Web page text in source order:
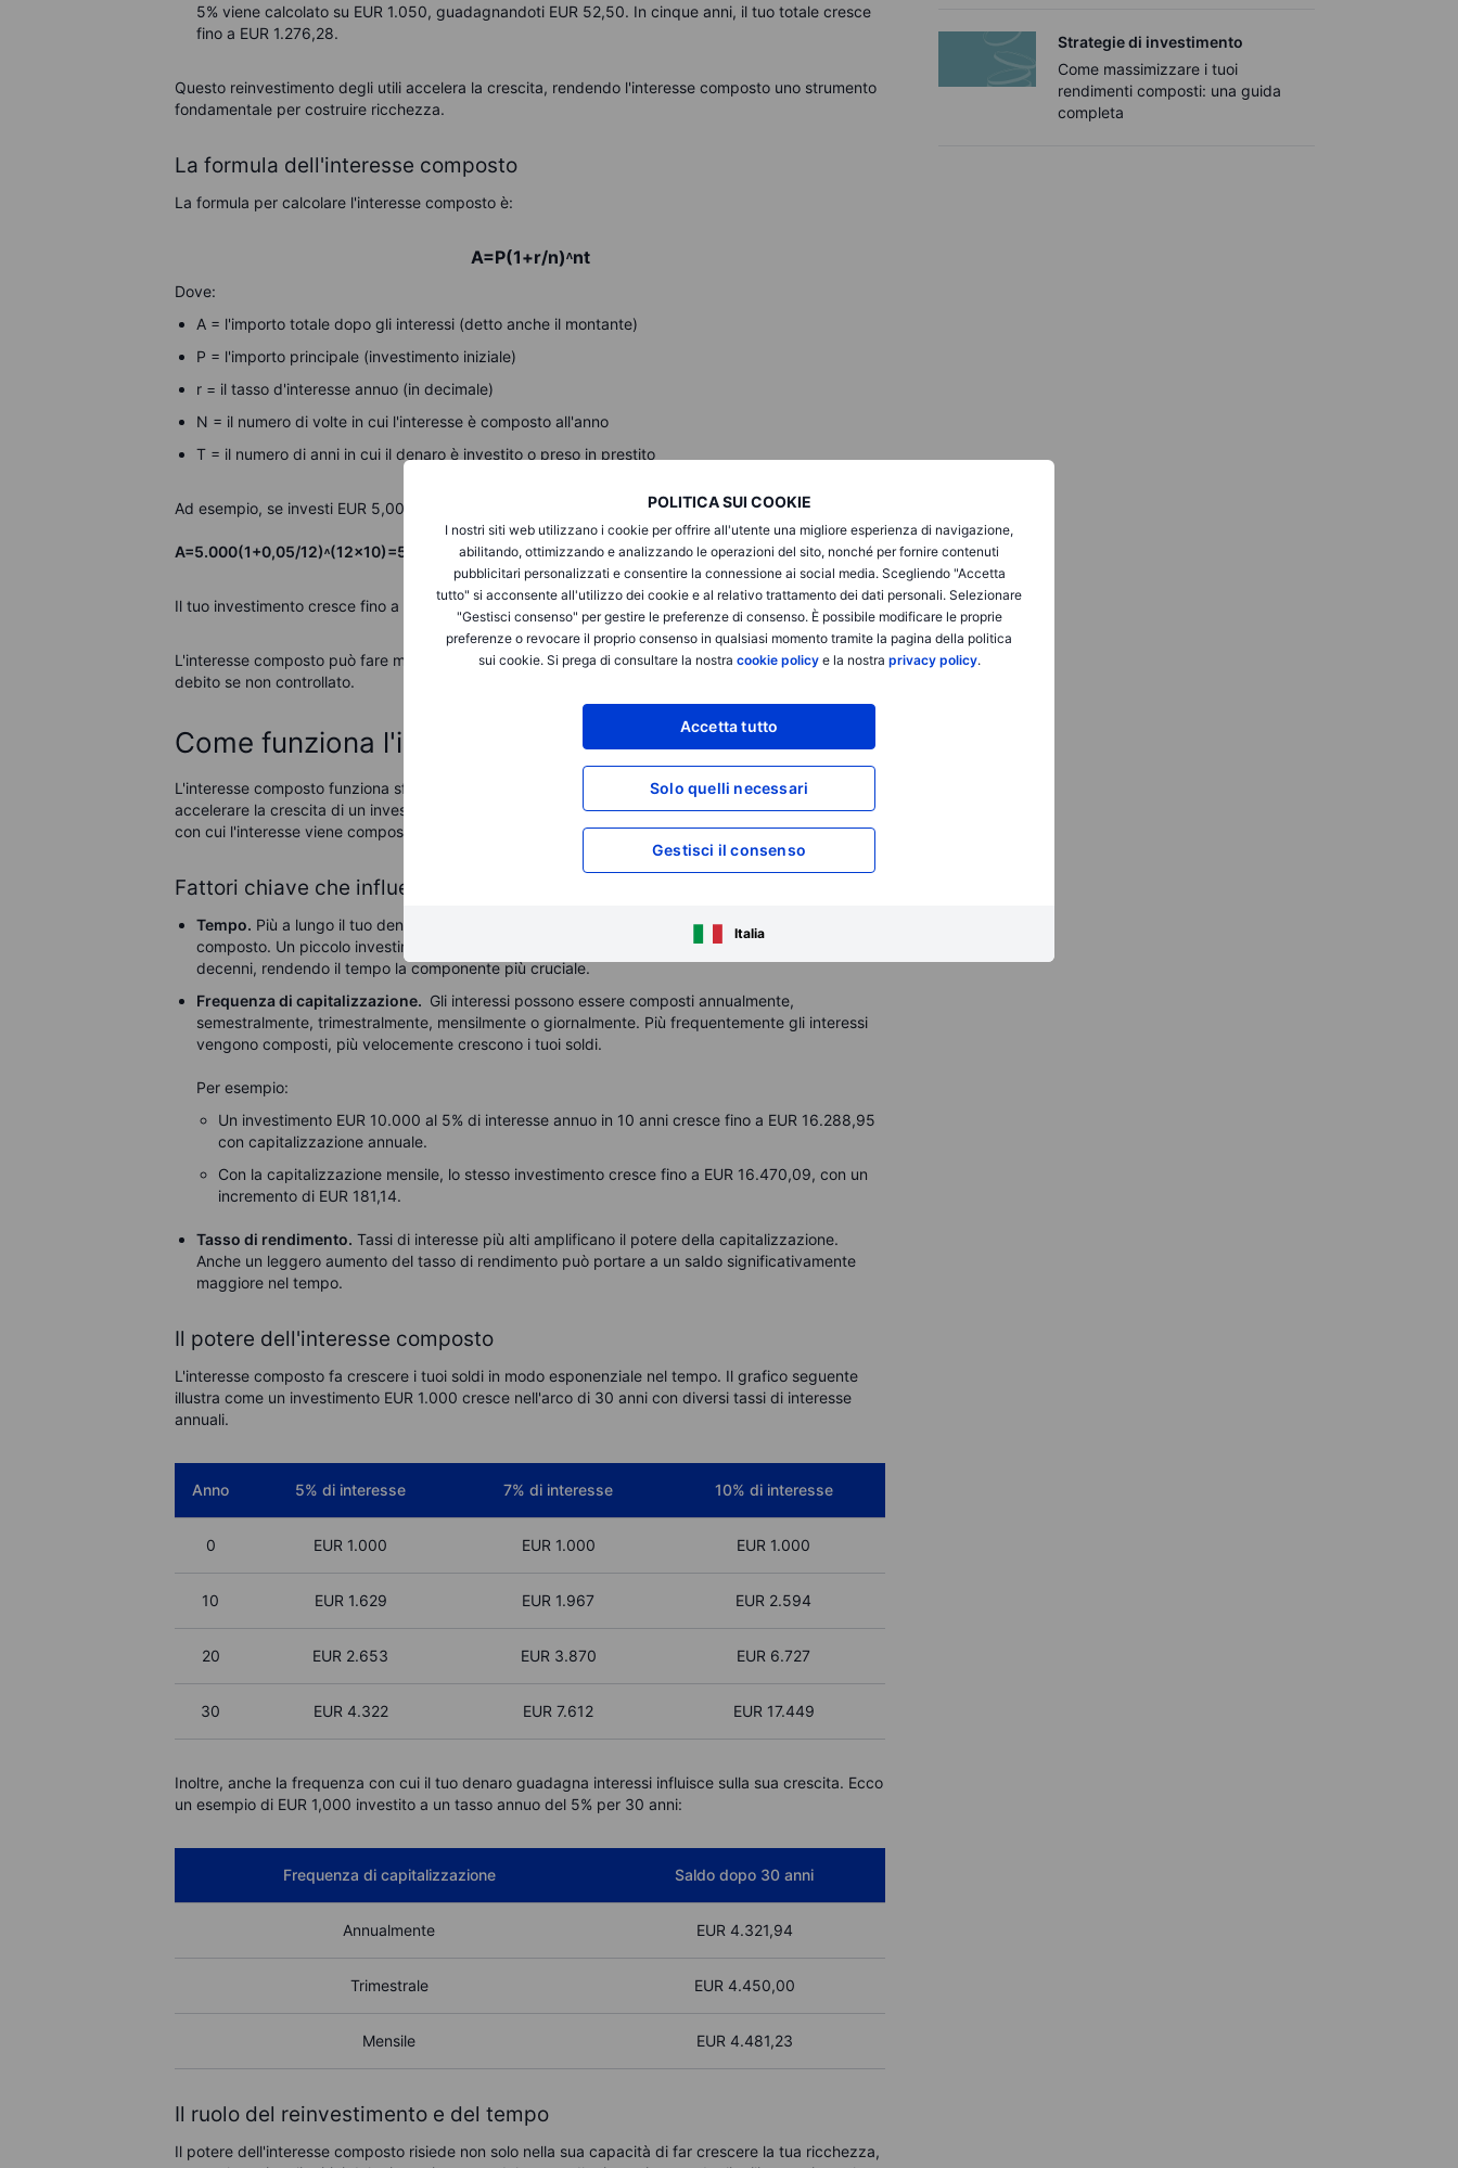
POLITICA SUI COOKIE
I nostri siti web utilizzano i cookie per offrire all'utente una migliore esperienza di navigazione,
abilitando, ottimizzando e analizzando le operazioni del sito, nonché per fornire contenuti
pubblicitari personalizzati e consentire la connessione ai social media. Scegliendo "Accetta
tutto" si acconsente all'utilizzo dei cookie e al relativo trattamento dei dati personali. Selezionare
"Gestisci consenso" per gestire le preferenze di consenso. È possibile modificare le proprie
preferenze o revocare il proprio consenso in qualsiasi momento tramite la pagina della politica
sui cookie. Si prega di consultare la nostra cookie policye la nostra privacy policy.
Accetta tutto
Solo quelli necessari
Gestisci il consenso
Italia
5% viene calcolato su EUR 1.050, guadagnandoti EUR 52,50. In cinque anni, il tuo totale cresce
fino a EUR 1.276,28.
Questo reinvestimento degli utili accelera la crescita, rendendo l'interesse composto uno strumento
fondamentale per costruire ricchezza.
La formula dell'interesse composto
La formula per calcolare l'interesse composto è:
A=P(1+r/n)ᶺnt
Dove:
A = l'importo totale dopo gli interessi (detto anche il montante)
P = l'importo principale (investimento iniziale)
r = il tasso d'interesse annuo (in decimale)
N = il numero di volte in cui l'interesse è composto all'anno
T = il numero di anni in cui il denaro è investito o preso in prestito
Ad esempio, se investi EUR 5,000 a un tasso annuo del 5% composto mensilmente per 10 anni:
A=5.000(1+0,05/12)ᶺ(12×10)=5.000(1.00417)ᶺ120≈8.235,05
Il tuo investimento cresce fino a circaEUR8.235, con EUR3.235 guadagnati in interessi.
L'interesse composto può fare miracoli per i tuoi risparmi e investimenti, ma può anche aumentare il
debito se non controllato.
Come funziona l'interesse composto?
L'interesse composto funziona sfruttando il tempo, la frequenza e il tasso di rendimento per
accelerare la crescita di un investimento o di un risparmio. La sua efficacia dipende dalla frequenza
con cui l'interesse viene composto e da quanto a lungo si permette all'investimento di crescere.
Fattori chiave che influenzano l'interesse composto:
Tempo. Più a lungo il tuo denaro rimane investito, più pronunciato sarà l'effetto dell'interesse
composto. Un piccolo investimento iniziale può crescere in modo significativo nel corso dei
decenni, rendendo il tempo la componente più cruciale.
Frequenza di capitalizzazione. Gli interessi possono essere composti annualmente,
semestralmente, trimestralmente, mensilmente o giornalmente. Più frequentemente gli interessi
vengono composti, più velocemente crescono i tuoi soldi.
Per esempio:
Un investimento EUR 10.000 al 5% di interesse annuo in 10 anni cresce fino a EUR 16.288,95
con capitalizzazione annuale.
Con la capitalizzazione mensile, lo stesso investimento cresce fino a EUR 16.470,09, con un
incremento di EUR 181,14.
Tasso di rendimento. Tassi di interesse più alti amplificano il potere della capitalizzazione.
Anche un leggero aumento del tasso di rendimento può portare a un saldo significativamente
maggiore nel tempo.
Il potere dell'interesse composto
L'interesse composto fa crescere i tuoi soldi in modo esponenziale nel tempo. Il grafico seguente
illustra come un investimento EUR 1.000 cresce nell'arco di 30 anni con diversi tassi di interesse
annuali.
Anno 5% di interesse 7% di interesse 10% di interesse
0 EUR 1.000 EUR 1.000 EUR 1.000
10 EUR 1.629 EUR 1.967 EUR 2.594
20 EUR 2.653 EUR 3.870 EUR 6.727
30 EUR 4.322 EUR7.612 EUR 17.449
Inoltre, anche la frequenza con cui il tuo denaro guadagna interessi influisce sulla sua crescita. Ecco
un esempio di EUR 1,000 investito a un tasso annuo del 5% per 30 anni:
Frequenza di capitalizzazione Saldo dopo 30 anni
Annualmente EUR 4.321,94
Trimestrale EUR 4.450,00
Mensile EUR 4.481,23
Il ruolo del reinvestimento e del tempo
Il potere dell'interesse composto risiede non solo nella sua capacità di far crescere la tua ricchezza,
Strategie di investimento
Come massimizzare i tuoi
rendimenti composti: una guida
completa